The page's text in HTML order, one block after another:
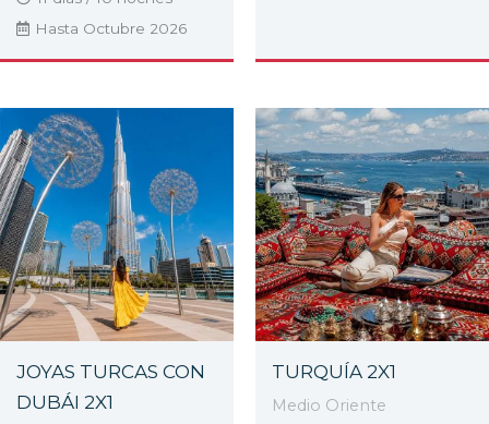
Hasta Octubre 2026
JOYAS TURCAS CON
DUBÁI 2X1
TURQUÍA 2X1
Medio Oriente